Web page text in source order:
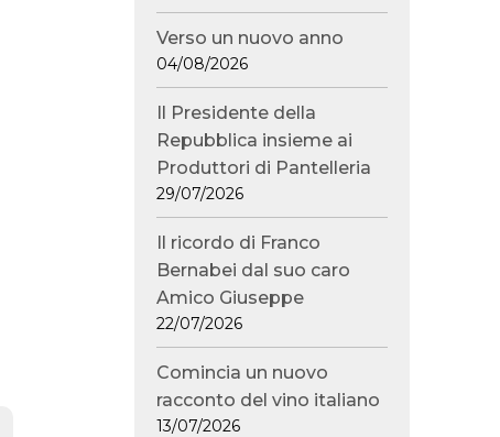
Verso un nuovo anno
04/08/2026
Il Presidente della
Repubblica insieme ai
Produttori di Pantelleria
29/07/2026
Il ricordo di Franco
Bernabei dal suo caro
Amico Giuseppe
22/07/2026
Comincia un nuovo
racconto del vino italiano
13/07/2026